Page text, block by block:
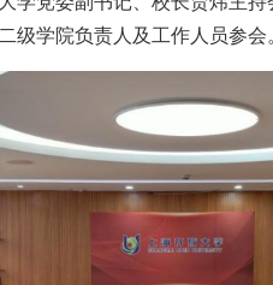
级学院负责人及工作人员参会